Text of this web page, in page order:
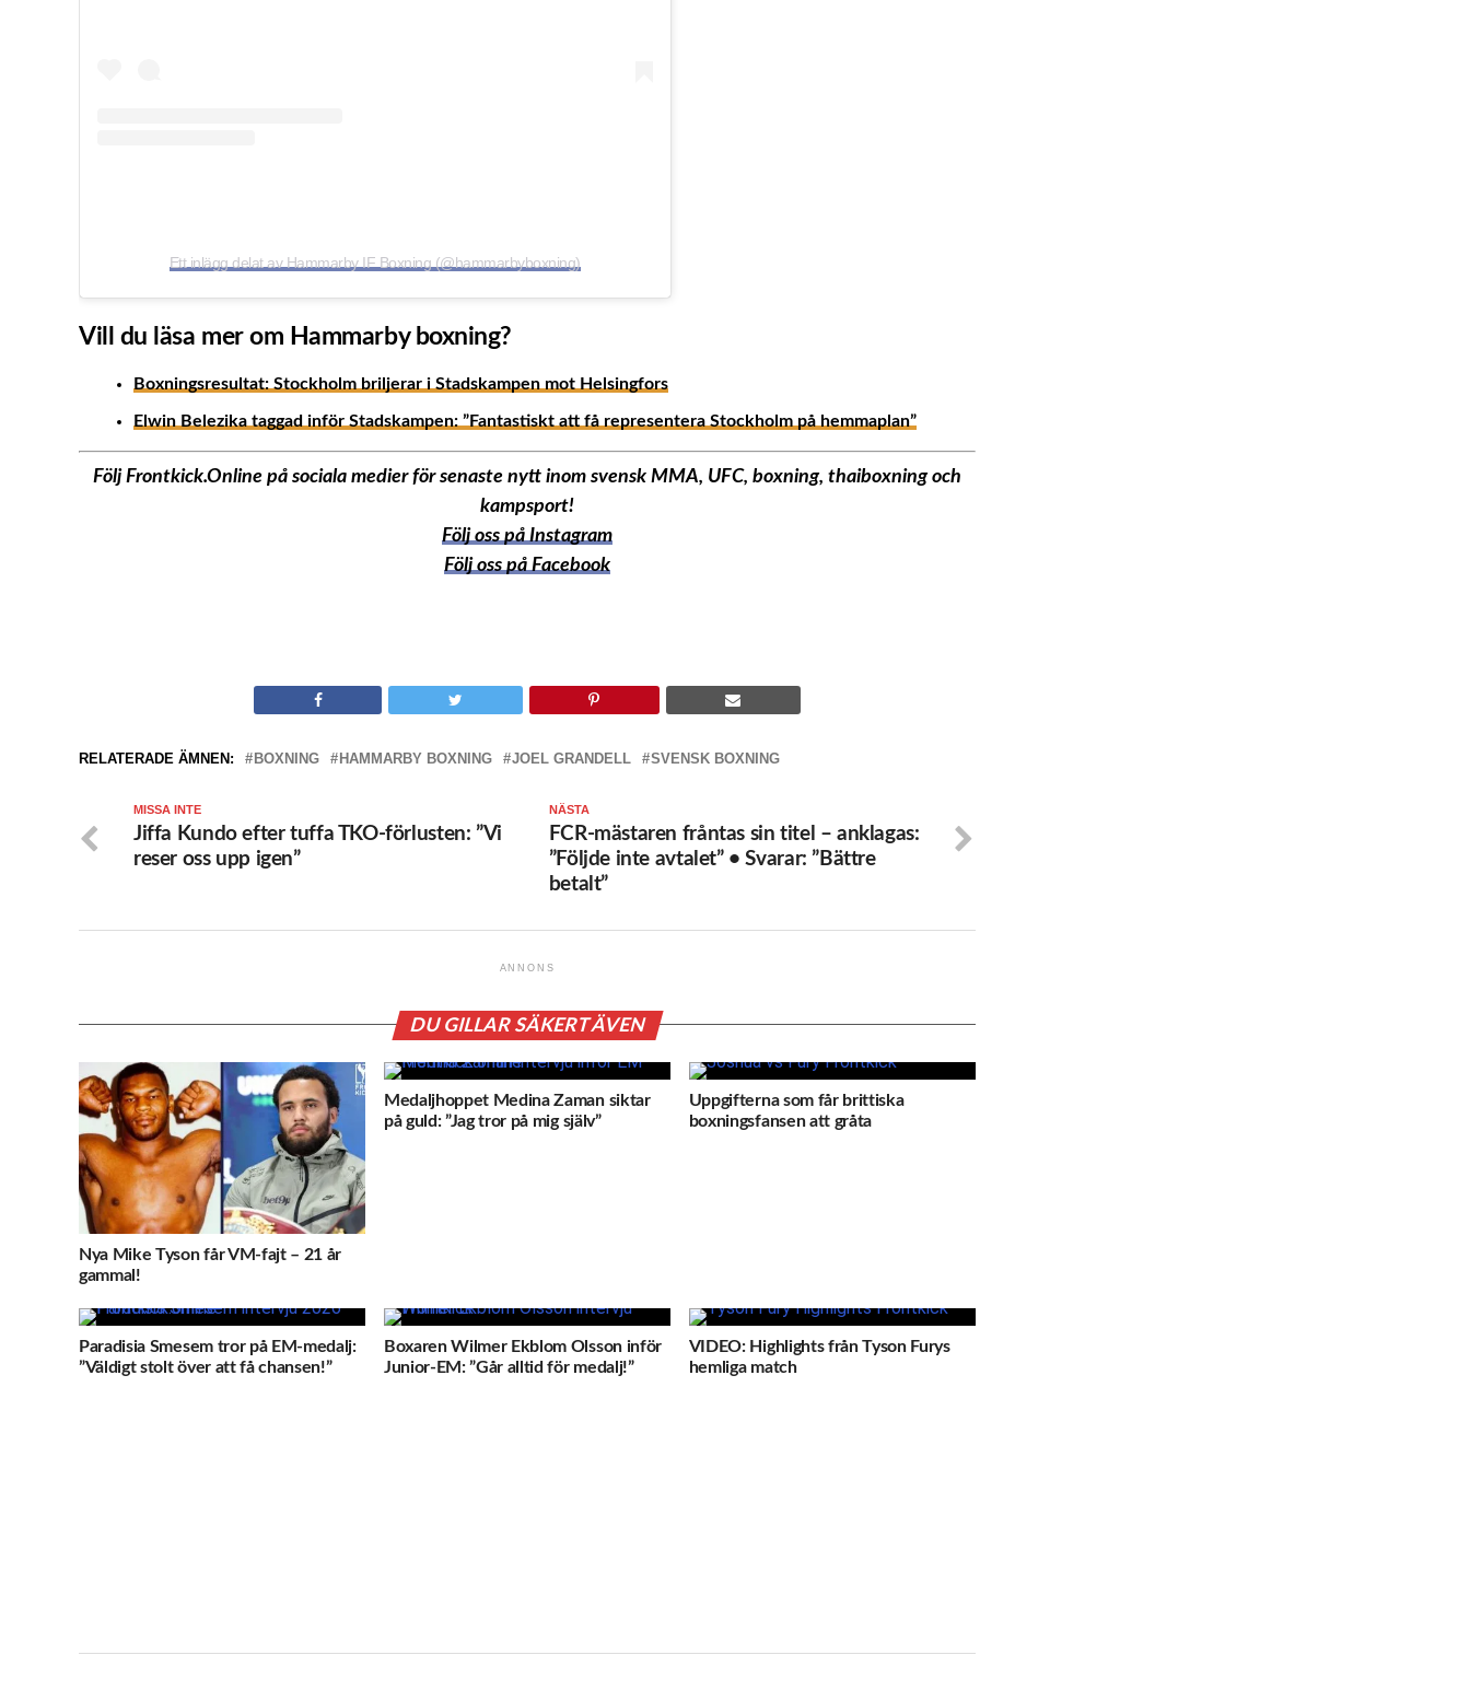
Ett inlägg delat av Hammarby IF Boxning (@hammarbyboxning)
Vill du läsa mer om Hammarby boxning?
Boxningsresultat: Stockholm briljerar i Stadskampen mot Helsingfors
Elwin Belezika taggad inför Stadskampen: ”Fantastiskt att få representera Stockholm på hemmaplan”
Följ Frontkick.Online på sociala medier för senaste nytt inom svensk MMA, UFC, boxning, thaiboxning och
kampsport!
Följ oss på Instagram
Följ oss på Facebook
RELATERADE ÄMNEN: BOXNING HAMMARBY BOXNING JOEL GRANDELL SVENSK BOXNING
NÄSTA
FCR-mästaren fråntas sin titel – anklagas:
”Följde inte avtalet” • Svarar: ”Bättre
betalt”
MISSA INTE
Jiffa Kundo efter tuffa TKO-förlusten: ”Vi
reser oss upp igen”
ANNONS
DU GILLAR SÄKERT ÄVEN
Nya Mike Tyson får VM-fajt – 21 år
gammal!
Medaljhoppet Medina Zaman siktar
på guld: ”Jag tror på mig själv”
Uppgifterna som får brittiska
boxningsfansen att gråta
Paradisia Smesem tror på EM-medalj:
”Väldigt stolt över att få chansen!”
Boxaren Wilmer Ekblom Olsson inför
Junior-EM: ”Går alltid för medalj!”
VIDEO: Highlights från Tyson Furys
hemliga match